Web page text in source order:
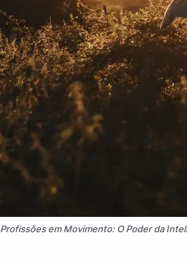
Profissões em Movimento: O Poder da